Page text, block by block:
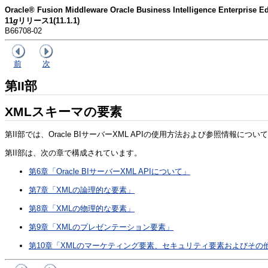
Oracle® Fusion Middleware Oracle Business Intelligence Enterprise
11g リリース1(11.1.1)
B66708-02
前 次
第II部
XMLスキーマの要素
第II部では、Oracle BIサーバーXML APIの使用方法および参照情報につい
第II部は、次の章で構成されています。
第6章「Oracle BIサーバーXML APIについて」
第7章「XMLの論理的な要素」
第8章「XMLの物理的な要素」
第9章「XMLのプレゼンテーション要素」
第10章「XMLのマーケティング要素、セキュリティ要素およびその